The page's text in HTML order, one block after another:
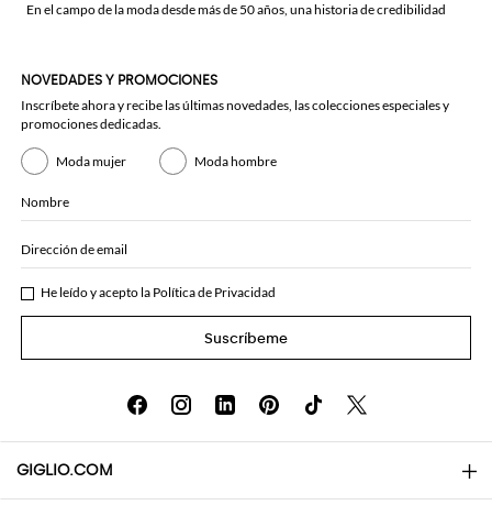
En el campo de la moda desde más de 50 años, una historia de credibilidad
NOVEDADES Y PROMOCIONES
Inscríbete ahora y recibe las últimas novedades, las colecciones especiales y
promociones dedicadas.
Moda mujer Moda hombre
Nombre
Dirección de email
He leído y acepto la Política de Privacidad
Suscríbeme
GIGLIO.COM